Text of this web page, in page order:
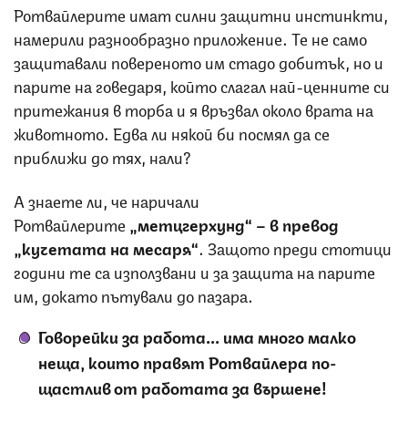
Ротвайлерите имат силни защитни инстинкти,
намерили разнообразно приложение. Те не само
защитавали повереното им стадо добитък, но и
парите на говедаря, който слагал най-ценните си
притежания в торба и я връзвал около врата на
животното. Едва ли някой би посмял да се
приближи до тях, нали?
А знаете ли, че наричали
Ротвайлерите „метцгерхунд“ – в превод
„кучетата на месаря“. Защото преди стотици
години те са използвани и за защита на парите
им, докато пътували до пазара.
Говорейки за работа... има много малко
неща, които правятРотвайлера по-
щастлив от работата за вършене!